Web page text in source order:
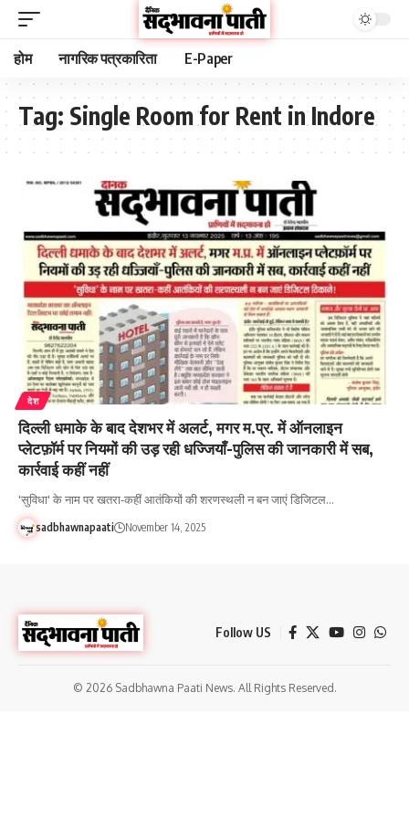
होम नागरिक पत्रकारिता E-Paper
Tag: Single Room for Rent in Indore
देश
दिल्ली धमाके के बाद देशभर में अलर्ट, मगर म.प्र. में ऑनलाइन
प्लेटफ़ॉर्म पर नियमों की उड़ रही धज्जियाँ-पुलिस की जानकारी में सब,
कार्रवाई कहीं नहीं
'सुविधा' के नाम पर खतरा-कहीं आतंकियों की शरणस्थली न बन जाएं डिजिटल…
sadbhawnapaati November 14, 2025
Follow US
© 2026 Sadbhawna Paati News. All Rights Reserved.